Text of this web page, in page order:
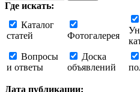
Где искать:
Каталог
статей
Фотогалерея
Вопросы
и ответы
Доска
объявлений
Дата публикации: